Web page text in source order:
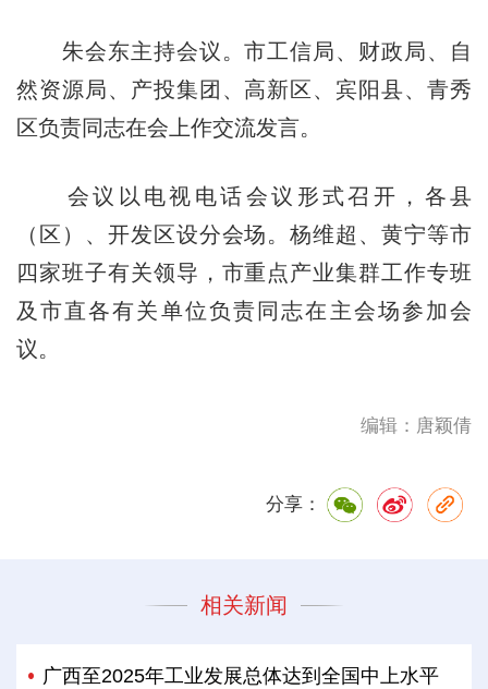
朱会东主持会议。市工信局、财政局、自
然资源局、产投集团、高新区、宾阳县、青秀
区负责同志在会上作交流发言。
会议以电视电话会议形式召开，各县
（区）、开发区设分会场。杨维超、黄宁等市
四家班子有关领导，市重点产业集群工作专班
及市直各有关单位负责同志在主会场参加会
议。
编辑：唐颖倩
分享：
相关新闻
广西至2025年工业发展总体达到全国中上水平